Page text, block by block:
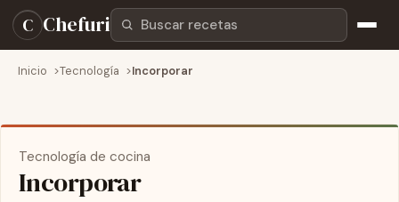
C ChefuriBuscar recetas
Inicio Tecnología Incorporar
Tecnología de cocina
Incorporar